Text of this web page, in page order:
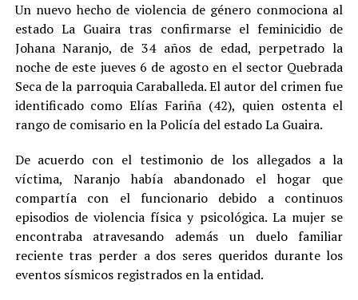
Un nuevo hecho de violencia de género conmociona al
estado La Guaira tras confirmarse el feminicidio de
Johana Naranjo, de 34 años de edad, perpetrado la
noche de este jueves 6 de agosto en el sector Quebrada
Seca de la parroquia Caraballeda. El autor del crimen fue
identificado como Elías Fariña (42), quien ostenta el
rango de comisario en la Policía del estado La Guaira.
De acuerdo con el testimonio de los allegados a la
víctima, Naranjo había abandonado el hogar que
compartía con el funcionario debido a continuos
episodios de violencia física y psicológica. La mujer se
encontraba atravesando además un duelo familiar
reciente tras perder a dos seres queridos durante los
eventos sísmicos registrados en la entidad.